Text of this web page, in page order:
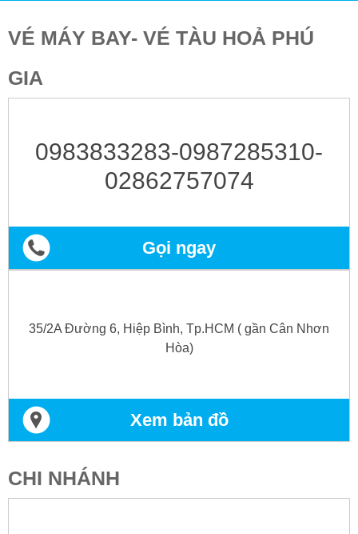
VÉ MÁY BAY- VÉ TÀU HOẢ PHÚ
GIA
0983833283-0987285310-
02862757074
Gọi ngay
35/2A Đường 6, Hiệp Bình, Tp.HCM ( gần Cân Nhơn
Hòa)
Xem bản đồ
CHI NHÁNH